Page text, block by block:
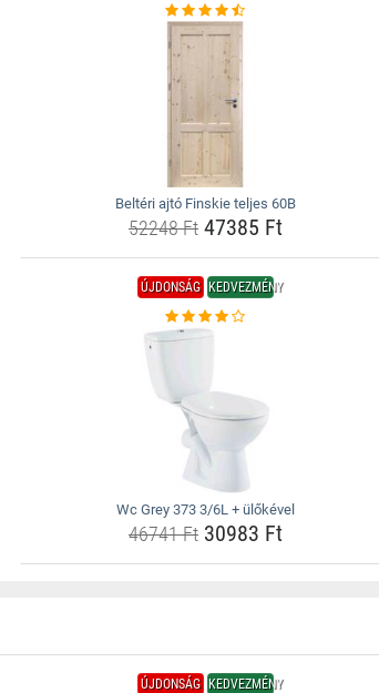
Beltéri ajtó Finskie teljes 60B
52248 Ft47385 Ft
ÚJDONSÁG KEDVEZMÉNY
Wc Grey 373 3/6L + ülőkével
46741 Ft30983 Ft
ÚJDONSÁG KEDVEZMÉNY